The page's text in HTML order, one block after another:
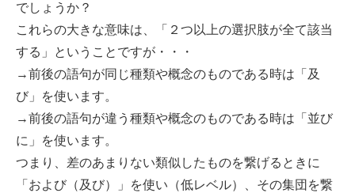
でしょうか？
これらの大きな意味は、「２つ以上の選択肢が全て該当
する」ということですが・・・
→前後の語句が同じ種類や概念のものである時は「及
び」を使います。
→前後の語句が違う種類や概念のものである時は「並び
に」を使います。
つまり、差のあまりない類似したものを繋げるときに
「および（及び）」を使い（低レベル）、その集団を繋